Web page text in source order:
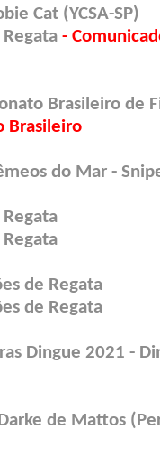
Cat (YCSA-SP)
-
Brasileiro de
Brasileiro
do Mar -
de Regata
de Regata
Dingue 2021 -
de Mattos